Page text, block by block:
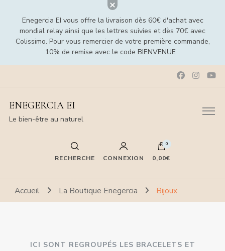
Enegercia EI vous offre la livraison dès 60€ d'achat avec
mondial relay ainsi que les lettres suivies et dès 70€ avec
Colissimo. Pour vous remercier de votre première commande,
10% de remise avec le code BIENVENUE
ENEGERCIA EI
Le bien-être au naturel
RECHERCHE CONNEXION
0
0,00€
Accueil La Boutique Enegercia Bijoux
ICI SONT REGROUPÉS LES BRACELETS ET